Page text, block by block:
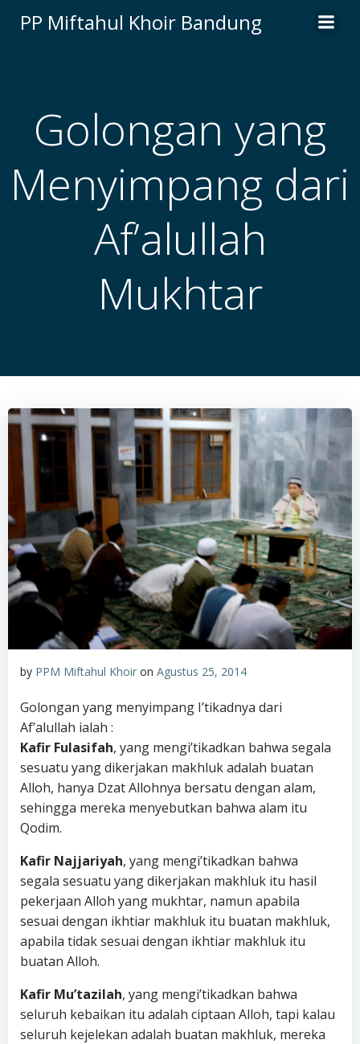
to
PP Miftahul Khoir Bandung
Golongan yang
Menyimpang dari
Af’alullah
Mukhtar
by PPM Miftahul Khoir on Agustus 25, 2014
Golongan yang menyimpang I’tikadnya dari
Af’alullah ialah :
Kafir Fulasifah, yang mengi’tikadkan bahwa segala
sesuatu yang dikerjakan makhluk adalah buatan
Alloh, hanya Dzat Allohnya bersatu dengan alam,
sehingga mereka menyebutkan bahwa alam itu
Qodim.
Kafir Najjariyah, yang mengi’tikadkan bahwa
segala sesuatu yang dikerjakan makhluk itu hasil
pekerjaan Alloh yang mukhtar, namun apabila
sesuai dengan ikhtiar makhluk itu buatan makhluk,
apabila tidak sesuai dengan ikhtiar makhluk itu
buatan Alloh.
Kafir Mu’tazilah, yang mengi’tikadkan bahwa
seluruh kebaikan itu adalah ciptaan Alloh, tapi kalau
seluruh kejelekan adalah buatan makhluk, mereka